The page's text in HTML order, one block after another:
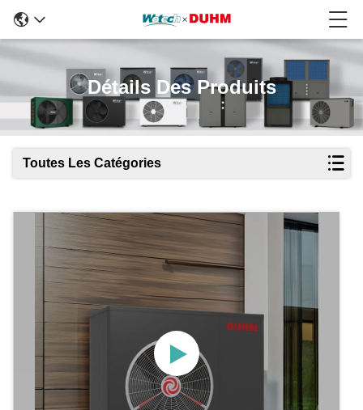
Détails Des Produits
Toutes Les Catégories